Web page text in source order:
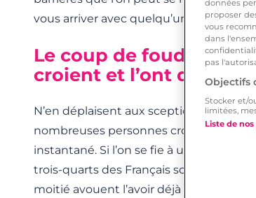
vous arriver avec quelqu’un de très
Le coup de foudre,
croient et l’ont déjà
N’en déplaisent aux sceptiques et
nombreuses personnes croient dur
instantané. Si l’on se fie à un sondage
trois-quarts des Français sont
moitié avouent l’avoir déjà vécu. La
données
proposer
vous
dans
pas
Objectifs
Stocker et/
limitées,
Liste de